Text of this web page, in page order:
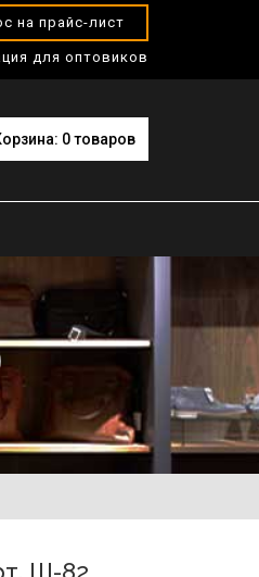
на прайс-лист
для оптовиков
0товаров
Ш-82